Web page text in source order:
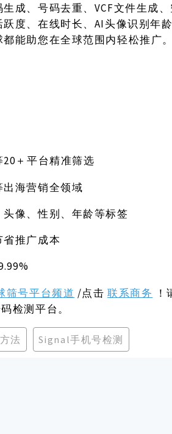
成、号码去重、VCF文件生成
度、在线时长、AI头像识别年
能助您在全球范围内轻松推广
20＋平台精准筛选
海营销全领域
像、性别、年龄等标签
推广成本
筛号平台频道 /点击联系商务
检测平台。
法 Signal手机号检测